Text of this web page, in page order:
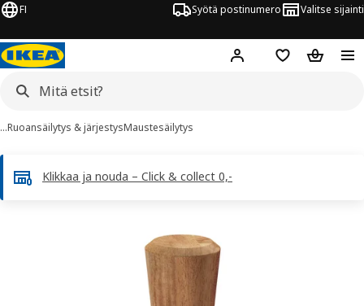
FI Syötä postinumero Valitse sijainti
Hej! Kirjaudu sisään
Suosikit
…Ruoansäilytys & järjestysMaustesäilytys
Klikkaa ja nouda – Click & collect 0,-